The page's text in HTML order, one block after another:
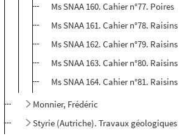
Ms SNAA 160. Cahier n°77. Poires
Ms SNAA 161. Cahier n°78. Raisins
Ms SNAA 162. Cahier n°79. Raisins
Ms SNAA 163. Cahier n°80. Raisins
Ms SNAA 164. Cahier n°81. Raisins
Monnier, Frédéric
Styrie (Autriche). Travaux géologiques